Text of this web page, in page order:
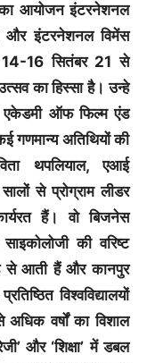
का आयोजन इंटरनेशनल
और इंटरनेशनल विमेंस
14-16 सितंबर 21 से
का हिस्सा है। उन्हे
एकेडमी ऑफ फिल्म एंड
गणमान्य अतिथियों की
थपलियाल, एआई
से प्रोग्राम लीडर
हैं। वो बिजनेस
की वरिष्ट
से आती हैं और कानपुर
विश्वविद्यालयों
अधिक वर्षों का विशाल
और ‘शिक्षा’ में डबल